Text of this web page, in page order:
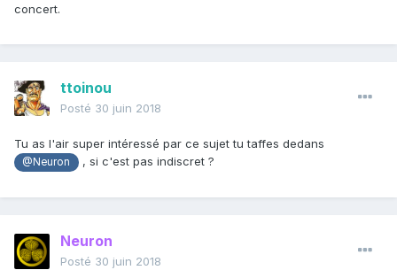
concert.
ttoinou
Posté 30 juin 2018
Tu as l'air super intéressé par ce sujet tu taffes dedans
@Neuron , si c'est pas indiscret ?
Neuron
Posté 30 juin 2018